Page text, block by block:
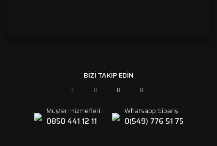
BİZİ TAKİP EDİN
Müşteri Hizmetleri
0850 441 12 11
Whatsapp Sipariş
0(549) 776 51 75